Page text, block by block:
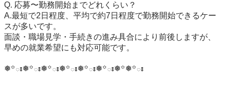
Q. 応募〜勤務開始までどれくらい？
A.最短で2日程度、平均で約7日程度で勤務開始できるケー
スが多いです。
面談・職場見学・手続きの進み具合により前後しますが、
早めの就業希望にも対応可能です。
❅꙳ః❅꙳ః❅꙳ః❅꙳ః❅꙳ః❅꙳ః❅꙳❅꙳ః